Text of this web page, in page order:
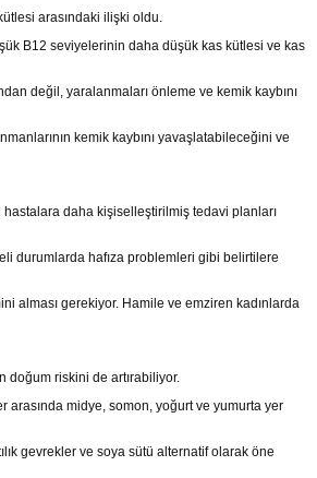
arasındaki ilişki oldu.
B12 seviyelerinin daha düşük kas kütlesi ve kas
değil, yaralanmaları önleme ve kemik kaybını
kemik kaybını yavaşlatabileceğini ve
hastalara daha kişiselleştirilmiş tedavi planları
durumlarda hafıza problemleri gibi belirtilere
alması gerekiyor. Hamile ve emziren kadınlarda
doğum riskini de artırabiliyor.
arasında midye, somon, yoğurt ve yumurta yer
gevrekler ve soya sütü alternatif olarak öne